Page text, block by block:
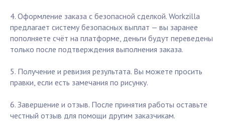
4. Оформление заказа с безопасной сделкой. Workzilla
предлагает систему безопасных выплат — вы заранее
пополняете счёт на платформе, деньги будут переведены
только после подтверждения выполнения заказа.
5. Получение и ревизия результата. Вы можете просить
правки, если есть замечания по рисунку.
6. Завершение и отзыв. После принятия работы оставьте
честный отзыв для помощи другим заказчикам.